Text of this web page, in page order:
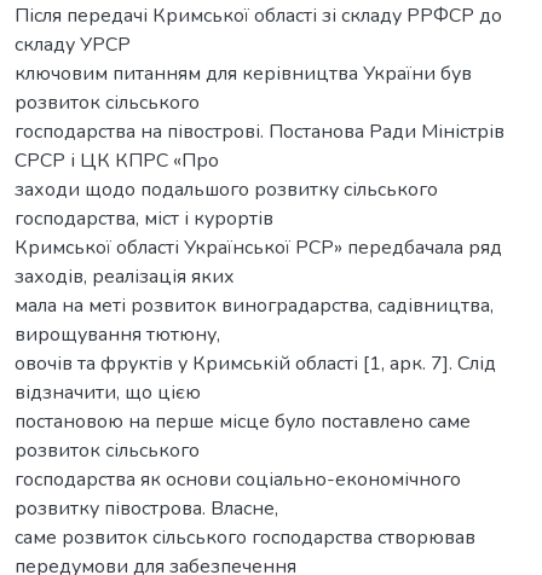
Після передачі Кримської області зі складу РРФСР до
складу УРСР
ключовим питанням для керівництва України був
розвиток сільського
господарства на півострові. Постанова Ради Міністрів
СРСР і ЦК КПРС «Про
заходи щодо подальшого розвитку сільського
господарства, міст і курортів
Кримської області Української РСР» передбачала ряд
заходів, реалізація яких
мала на меті розвиток виноградарства, садівництва,
вирощування тютюну,
овочів та фруктів у Кримській області [1, арк. 7]. Слід
відзначити, що цією
постановою на перше місце було поставлено саме
розвиток сільського
господарства як основи соціально-економічного
розвитку півострова. Власне,
саме розвиток сільського господарства створював
передумови для забезпечення